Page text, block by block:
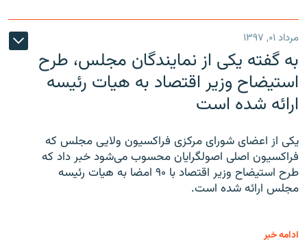
مرداد ۰۱, ۱۳۹۷
به گفته یکی از نمایندگان مجلس، طرح
استیضاح وزیر اقتصاد به هیات رئیسه
ارائه شده است
یکی از اعضای شورای مرکزی فراکسیون ولایی مجلس که
فراکسیون اصلی اصولگرایان محسوب می‌شود خبر داد که
طرح استیضاح وزیر اقتصاد با ۹۰ امضا به هیات رئیسه
مجلس ارائه شده است.
ادامه خبر